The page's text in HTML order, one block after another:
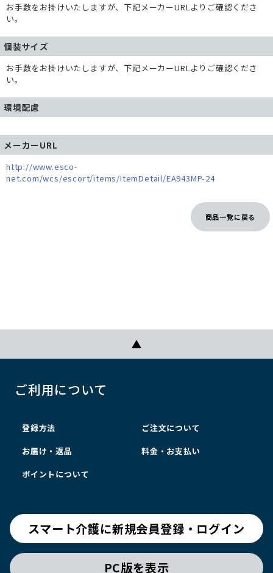
お手数をお掛けいたしますが、下記メーカーURLよりご確認くださ
い。
個装サイズ
お手数をお掛けいたしますが、下記メーカーURLよりご確認くださ
い。
環境配慮
メーカーURL
http://www.esco-
net.com/wcs/escort/items/ItemDetail/EA943MP-24
商品一覧に戻る
ご利用について
登録方法 ご注文について
お届け・返品 料金・お支払い
ポイントについて
スマート介護に新規会員登録・ログイン
PC版を表示